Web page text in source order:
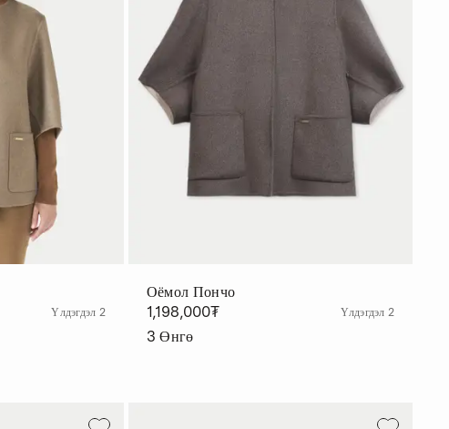
Үлдэгдэл 2
Оёмол Пончо
1,198,000₮
Үлдэгдэл 2
3 Өнгө